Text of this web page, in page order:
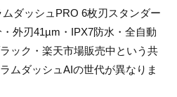
ダッシュPRO 6枚刃スタンダー
外刃41µm・IPX7防水・全自動
ック・楽天市場販売中という共
ムダッシュAIの世代が異なりま